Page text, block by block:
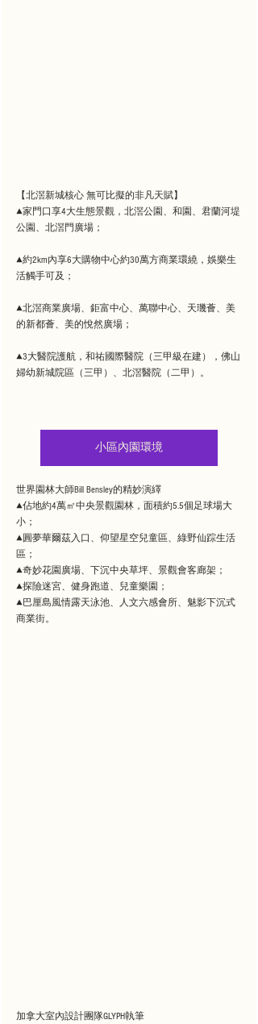
【北滘新城核心 無可比擬的非凡天賦】
▲家門口享4大生態景觀，北滘公園、和園、君蘭河堤
公園、北滘門廣場；
▲約2km內享6大購物中心約30萬方商業環繞，娛樂生
活觸手可及；
▲北滘商業廣場、鉅富中心、萬聯中心、天璣薈、美
的新都薈、美的悅然廣場；
▲3大醫院護航，和祐國際醫院（三甲級在建），佛山
婦幼新城院區（三甲）、北滘醫院（二甲）。
小區內園環境
世界園林大師Bill Bensley的精妙演繹
▲佔地約4萬㎡中央景觀園林，面積約5.5個足球場大
小；
▲圓夢華爾茲入口、仰望星空兒童區、綠野仙踪生活
區；
▲奇妙花園廣場、下沉中央草坪、景觀會客廊架；
▲探險迷宮、健身跑道、兒童樂園；
▲巴厘島風情露天泳池、人文六感會所、魅影下沉式
商業街。
加拿大室內設計團隊GLYPH執筆